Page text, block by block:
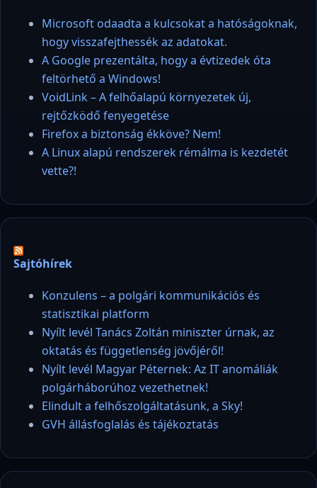
Microsoft odaadta a kulcsokat a hatóságoknak,
hogy visszafejthessék az adatokat.
A Google prezentálta, hogy a évtizedek óta
feltörhető a Windows!
VoidLink – A felhőalapú környezetek új,
rejtőzködő fenyegetése
Firefox a biztonság ékköve? Nem!
A Linux alapú rendszerek rémálma is kezdetét
vette?!
Sajtóhírek
Konzulens – a polgári kommunikációs és
statisztikai platform
Nyílt levél Tanács Zoltán miniszter úrnak, az
oktatás és függetlenség jövőjéről!
Nyílt levél Magyar Péternek: Az IT anomáliák
polgárháborúhoz vezethetnek!
Elindult a felhőszolgáltatásunk, a Sky!
GVH állásfoglalás és tájékoztatás